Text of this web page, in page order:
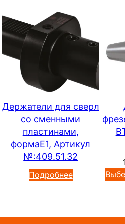
Держатели для сверл
со сменными
пластинами,
формаЕ1, Артикул
№:409.51.32
Подробнее